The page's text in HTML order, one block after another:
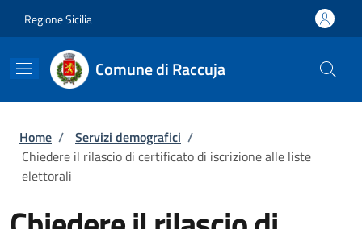
Regione Sicilia
Comune di Raccuja
Briciole di pane
Home / Servizi demografici /
Chiedere il rilascio di certificato di iscrizione alle liste
elettorali